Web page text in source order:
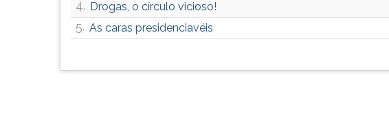
4. Drogas, o círculo vicioso!
5. As caras presidenciavéis